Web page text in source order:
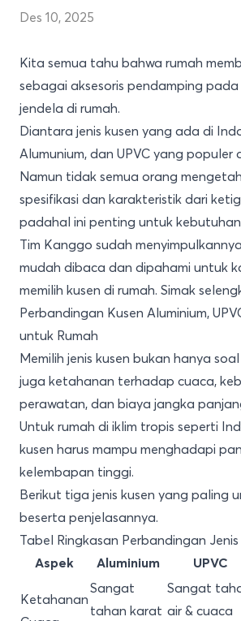
Des 10, 2025
Kita semua tahu bahwa rumah
sebagai aksesoris pendamping
jendela di rumah.
Diantara jenis kusen yang ada di
Alumunium, dan UPVC yang populer
Namun tidak semua orang
spesifikasi dan karakteristik dari
padahal ini penting untuk kebutuhan
Tim Kanggo sudah
mudah dibaca dan dipahami untuk
memilih kusen di rumah. Simak
Perbandingan Kusen Aluminium,
untuk Rumah
Memilih jenis kusen bukan hanya
juga ketahanan terhadap cuaca,
perawatan, dan biaya jangka
Untuk rumah di iklim tropis seperti
kusen harus mampu menghadapi
kelembapan tinggi.
Berikut tiga jenis kusen yang paling
beserta penjelasannya.
Tabel Ringkasan Perbandingan Jenis
Aspek Aluminium UPVC
Ketahanan
Sangat
tahan karat
Sangat
air & cuaca